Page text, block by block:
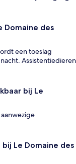
Domaine des
een toeslag
Assistentiedieren
bij Le
Le Domaine des